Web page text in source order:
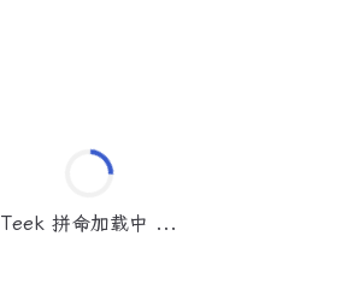
Teek 拼命加载中 ...